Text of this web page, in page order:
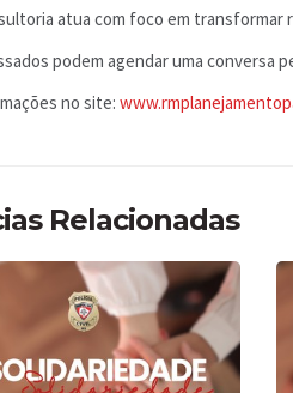
atua com foco em transformar
podem agendar uma conversa
no site:
Relacionadas